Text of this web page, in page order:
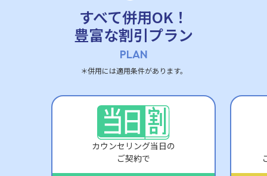
すべて併用OK！
豊富な割引プラン
PLAN
＊併用には適用条件があります。
カウンセリング当日の
ご契約で